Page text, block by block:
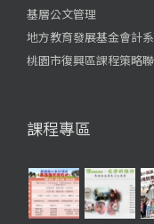
基層公文管理
地方教育發展基金會計
桃園市復興區課程策略
課程專區